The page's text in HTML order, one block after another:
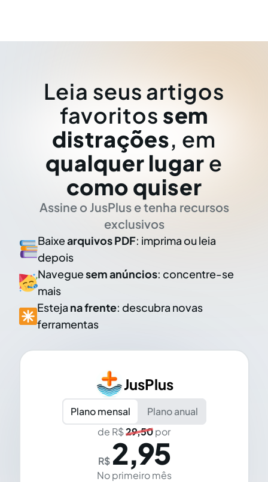
Leia seus artigos
favoritos sem
distrações, em
qualquer lugar e
como quiser
Assine o JusPlus e tenha recursos
exclusivos
Baixearquivos PDF: imprima ou leia
depois
Naveguesem anúncios: concentre-se
mais
Esteja na frente: descubra novas
ferramentas
JusPlus
Plano mensal
Plano anual
de R$29,50por
R$ 2,95
No primeiro mês